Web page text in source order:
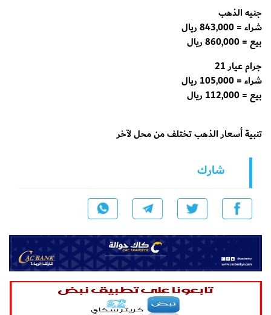
جنيه الذهب
شراء = 843,000 ريال
بيع = 860,000 ريال
جرام عيار 21
شراء = 105,000 ريال
بيع = 112,000 ريال
تنبية أسعار الذهب تختلف من محل لآخر
شارك